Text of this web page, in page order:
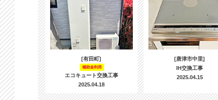
[有田町]
補助金利用
エコキュート交換工事
2025.04.18
[唐津市中里]
IH交換工事
2025.04.15